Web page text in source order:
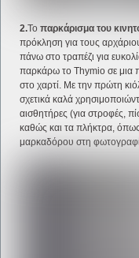
2.Τοπαρκάρισμα του
πρόκληση για τους
πάνω στο τραπέζι για
παρκάρω το Thymio σε μια
στο χαρτί. Με την πρώτη
σχετικά καλά
αισθητήρες (για στροφές,
καθώς και τα πλήκτρα,
μαρκαδόρου στη